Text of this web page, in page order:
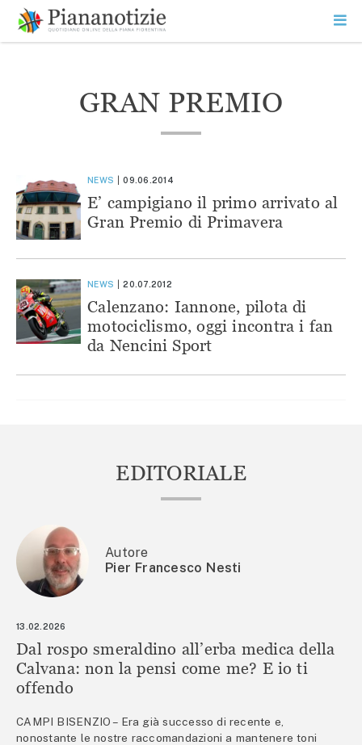
contenuto
SEARCH
GRAN PREMIO
NEWS 09.06.2014
E’ campigiano il primo arrivato al
Gran Premio di Primavera
NEWS 20.07.2012
Calenzano: Iannone, pilota di
motociclismo, oggi incontra i fan
da Nencini Sport
EDITORIALE
Autore
Pier Francesco Nesti
13.02.2026
Dal rospo smeraldino all’erba medica della
Calvana: non la pensi come me? E io ti
offendo
CAMPI BISENZIO – Era già successo di recente e,
nonostante le nostre raccomandazioni a mantenere toni